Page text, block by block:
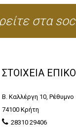
στα
ΣΤΟΙΧΕΙΑ
Β. Καλλέργη 10, Ρέθυμνο
74100 Κρήτη
28310 29406